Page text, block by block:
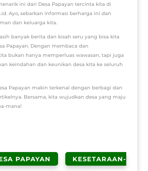
ini dari Desa Papayan tercinta kita di
Ayo, sebarkan informasi berharga ini dan
dan keluarga kita.
banyak berita dan kisah seru yang bisa kita
Papayan. Dengan membaca dan
bukan hanya memperluas wawasan, tapi juga
keindahan dan keunikan desa kita ke seluruh
Papayan makin terkenal dengan berbagi dan
Bersama, kita wujudkan desa yang maju
mana!
PAPAYAN KESETARAAN-